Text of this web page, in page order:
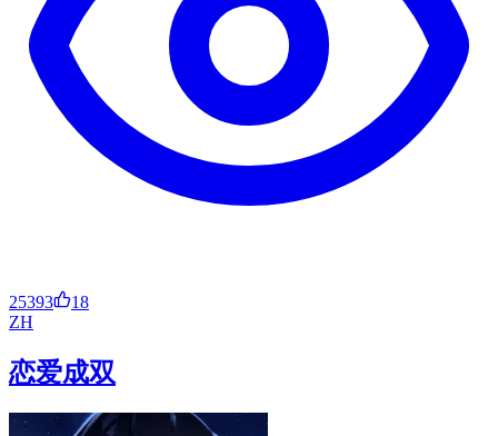
25393
18
ZH
恋爱成双